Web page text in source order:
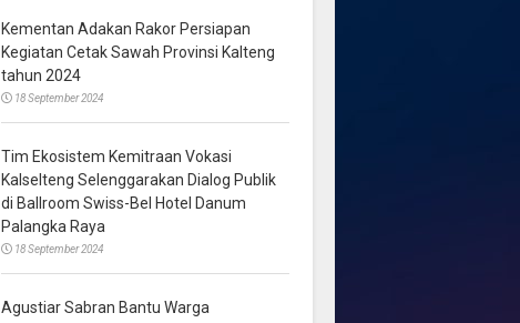
Kementan Adakan Rakor Persiapan
Kegiatan Cetak Sawah Provinsi Kalteng
tahun 2024
18 September 2024
Tim Ekosistem Kemitraan Vokasi
Kalselteng Selenggarakan Dialog Publik
di Ballroom Swiss-Bel Hotel Danum
Palangka Raya
18 September 2024
Agustiar Sabran Bantu Warga